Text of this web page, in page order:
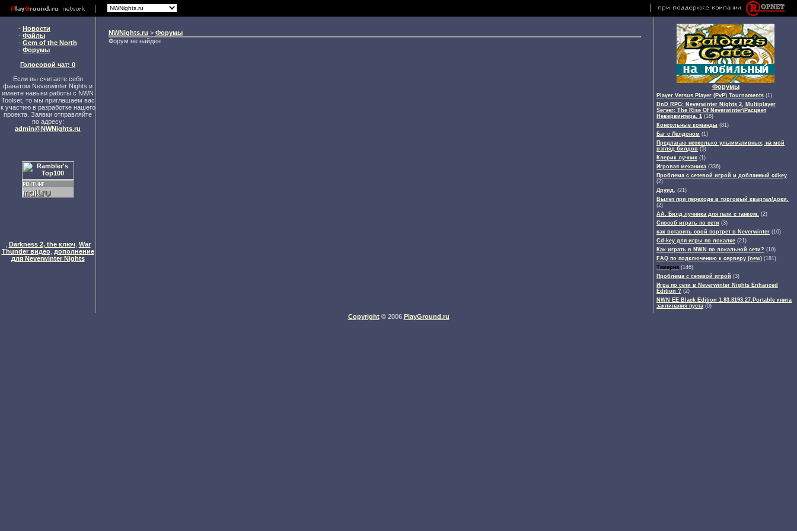
- Новости
- Файлы
- Gem of the North
- Форумы
Голосовой чат: 0
Если вы считаете себя
фанатом Neverwinter Nights и
имеете навыки работы с NWN
Toolset, то мы приглашаем вас
к участию в разработке нашего
проекта. Заявки отправляйте
по адресу:
admin@NWNights.ru
Darkness 2, the ключ, War
Thunder видео, дополнение
для Neverwinter Nights
NWNights.ru > Форумы
Форум не найден
Форумы
Player Versus Player (PvP) Tournaments (1)
DnD RPG: Neverwinter Nights 2, Multiplayer
Server: The Rise Of Neverwinter\Расцвет
Невервинтера, 1 (18)
Консольные команды (81)
Баг с Лелдоном (1)
Предлагаю несколько ультимативных, на мой
взгляд билдов (5)
Клерик лучник (1)
Игровая механика (336)
Проблема с сетевой игрой и добланный cdkey
(2)
Друид. (21)
Вылет при переходе в торговый квартал/доки.
(2)
АА. Билд лучника для пати с танком. (2)
Способ играть по сети (3)
как вставить свой портрет в Neverwinter (10)
Cd-key для игры по локалке (21)
Как играть в NWN по локальной сети? (10)
FAQ по подключению к серверу (new) (181)
Таверна (146)
Проблема с сетевой игрой (3)
Игра по сети в Neverwinter Nights Enhanced
Edition ? (2)
NWN EE Black Edition 1.83.8193.27.Portable книга
заклинания пуста (0)
Copyright© 2006 PlayGround.ru